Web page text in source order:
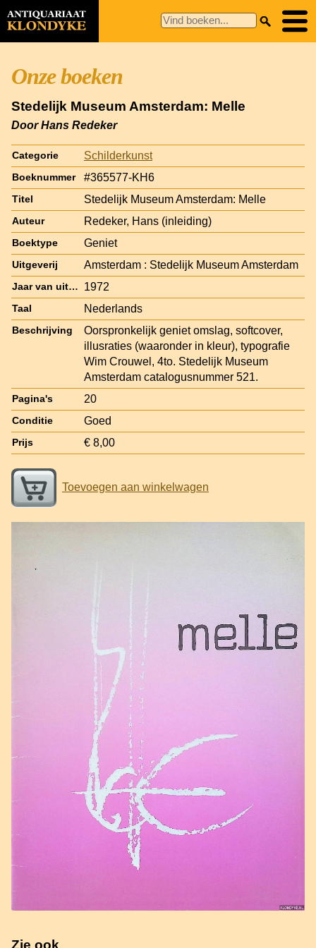
Onze boeken
Stedelijk Museum Amsterdam: Melle
Door Hans Redeker
Categorie Schilderkunst
Boeknummer #365577-KH6
Titel Stedelijk Museum Amsterdam: Melle
Auteur Redeker, Hans (inleiding)
Boektype Geniet
Uitgeverij Amsterdam : Stedelijk Museum Amsterdam
Jaar van uitgave 1972
Taal Nederlands
Beschrijving
Oorspronkelijk geniet omslag, softcover,
illusraties (waaronder in kleur), typografie
Wim Crouwel, 4to. Stedelijk Museum
Amsterdam catalogusnummer 521.
Pagina's 20
Conditie Goed
Prijs € 8,00
Toevoegen aan winkelwagen